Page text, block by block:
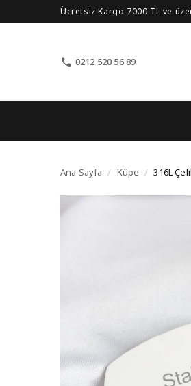
Ücretsiz Kargo 7000 TL ve
0212 520 56 89
316L Çelik
Ana Sayfa / Küpe / 316L